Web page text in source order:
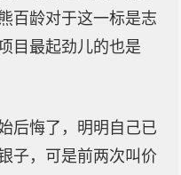
百龄对于这一标是志
目最起劲儿的也是
后悔了，明明自己已
子，可是前两次叫价